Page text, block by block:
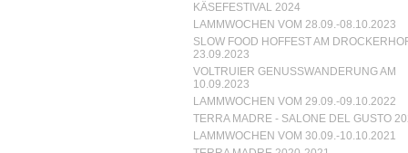
KÄSEFESTIVAL 2024
LAMMWOCHEN VOM 28.09.-08.10.2023
SLOW FOOD HOFFEST AM
23.09.2023
VOLTRUIER GENUSSWANDERUNG AM
10.09.2023
LAMMWOCHEN VOM 29.09.-09.10.2022
TERRA MADRE - SALONE DEL GUSTO
LAMMWOCHEN VOM 30.09.-10.10.2021